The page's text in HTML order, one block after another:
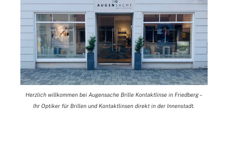
Herzlich willkommen bei Augensache Brille Kontaktlinse in Friedberg –
Ihr Optiker für Brillen und Kontaktlinsen direkt in der Innenstadt.